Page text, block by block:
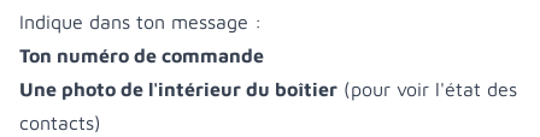
Indique dans ton message :
Ton numéro de commande
Une photo de l'intérieur du boîtier (pour voir l'état des
contacts)